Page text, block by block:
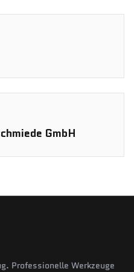
GmbH
Professionelle Werkzeuge